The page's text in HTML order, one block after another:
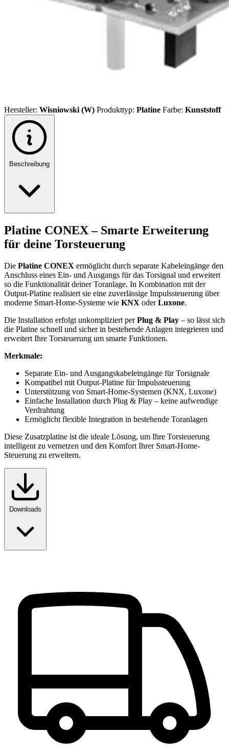
Hersteller: Wisniowski (W) Produkttyp: Platine Farbe: Kunststoff
Beschreibung
Platine CONEX – Smarte Erweiterung
für deine Torsteuerung
Die Platine CONEX ermöglicht durch separate Kabeleingänge den
Anschluss eines Ein- und Ausgangs für das Torsignal und erweitert
so die Funktionalität deiner Toranlage. In Kombination mit der
Output-Platine realisiert sie eine zuverlässige Impulssteuerung über
moderne Smart-Home-Systeme wie KNX oderLuxone.
Die Installation erfolgt unkompliziert perPlug & Play – so lässt sich
die Platine schnell und sicher in bestehende Anlagen integrieren und
erweitert Ihre Torsteuerung um smarte Funktionen.
Merkmale:
Separate Ein- und Ausgangskabeleingänge für Torsignale
Kompatibel mit Output-Platine für Impulssteuerung
Unterstützung von Smart-Home-Systemen (KNX, Luxone)
Einfache Installation durch Plug & Play – keine aufwendige
Verdrahtung
Ermöglicht flexible Integration in bestehende Toranlagen
Diese Zusatzplatine ist die ideale Lösung, um Ihre Torsteuerung
intelligent zu vernetzen und den Komfort Ihrer Smart-Home-
Steuerung zu erweitern.
Downloads